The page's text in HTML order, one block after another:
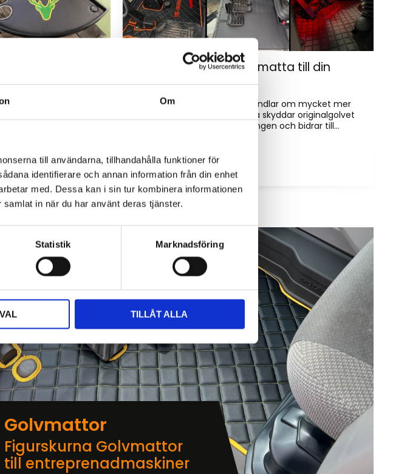
Om
till användarna, tillhandahålla funktioner för
identifierare och annan information från din enhet
med. Dessa kan i sin tur kombinera informationen
in när du har använt deras tjänster.
Statistik Marknadsföring
TILLÅT ALLA
än bara en plats där
och ibland
Hur väljer du rätt golvmatta till din
entreprenadmaskin?
Golvmatta i maskinhytten handlar om mycket mer
än bara utseende. Rätt matta skyddar originalgolvet
mot slitage, förenklar rengöringen och bidrar till...
Golvmattor
Figurskurna Golvmattor
till entreprenadmaskiner